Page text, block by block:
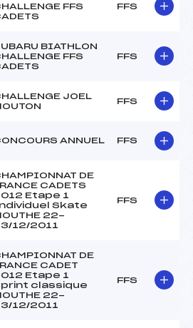
FFS
FFS
BIATHLON
FFS
FFS
JOEL
FFS
ANNUEL FFS
DE
CADETS
Etape 1
Skate
22-
12/2011
FFS
DE
CADET
Etape 1
classique
22-
12/2011
FFS